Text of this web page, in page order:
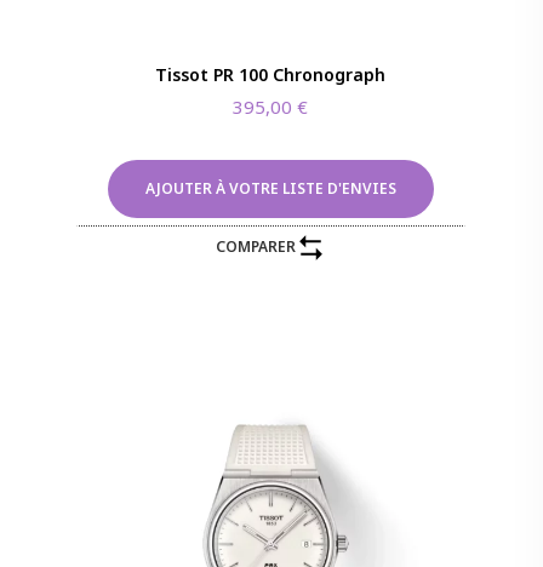
Tissot PR 100 Chronograph
395,00€
AJOUTER À VOTRE LISTE D'ENVIES
COMPARER